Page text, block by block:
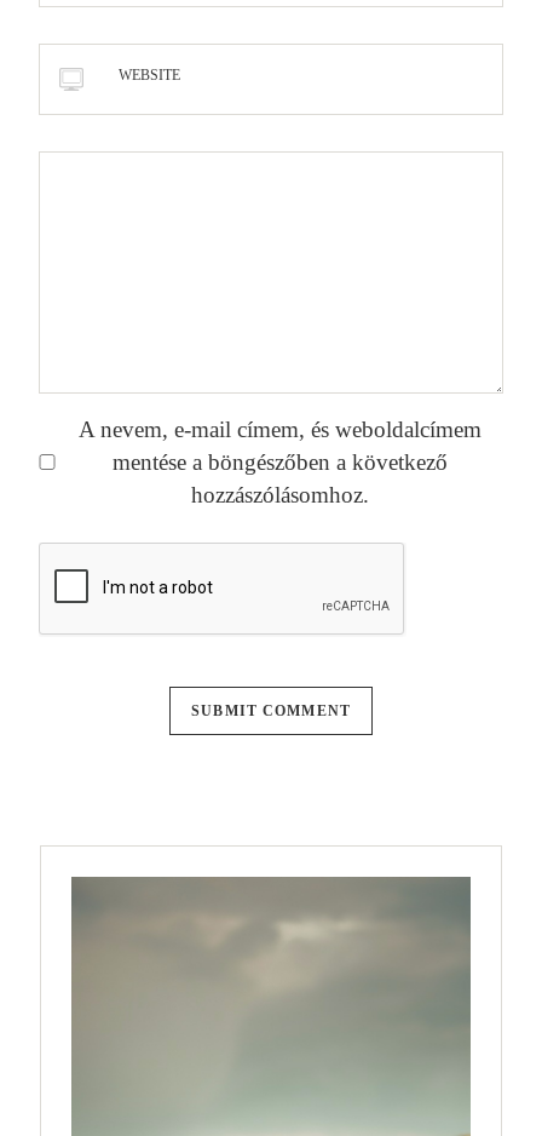
WEBSITE
A nevem, e-mail címem, és weboldalcímem
mentése a böngészőben a következő
hozzászólásomhoz.